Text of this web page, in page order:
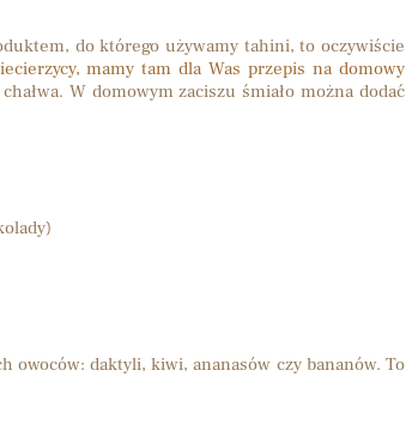
do którego używamy tahini, to oczywiście
mamy tam dla Was przepis na domowy
W domowym zaciszu śmiało można dodać
owoców: daktyli, kiwi, ananasów czy bananów. To